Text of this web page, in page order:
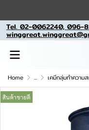
Tel. 02-0062240, 096-
Home ... เคมีกลุ่มทำความส
สินค้าขายดี